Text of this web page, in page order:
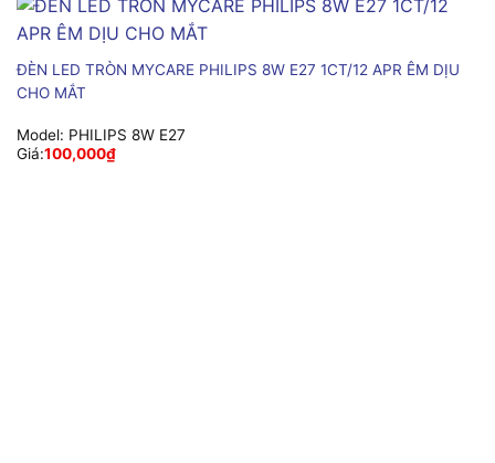
ĐÈN LED TRÒN MYCARE PHILIPS 8W E27 1CT/12 APR ÊM DỊU
CHO MẮT
Model: PHILIPS 8W E27
Giá:100,000₫